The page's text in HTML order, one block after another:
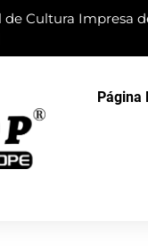
Cultura Impresa
Página